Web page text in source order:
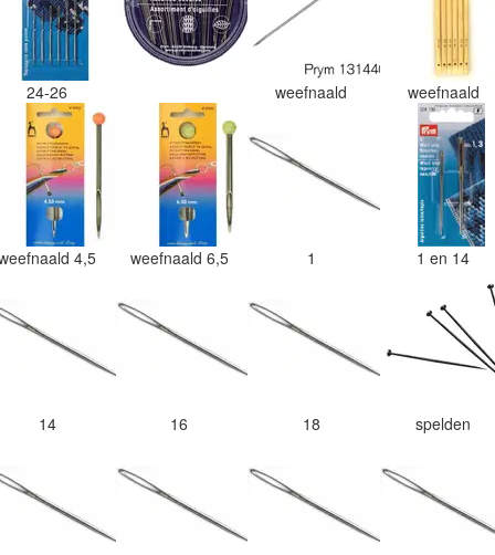
24-26 weefnaald weefnaald
4,5 weefnaald 6,5 1 1 en 14
14 16 18 spelden